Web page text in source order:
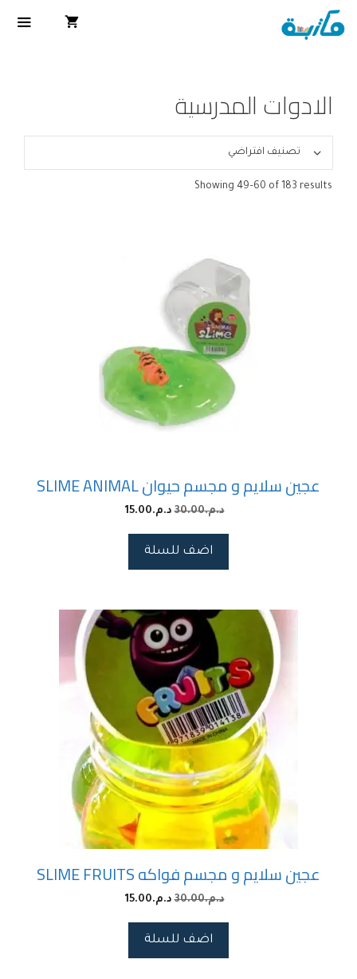
الادوات المدرسية
Showing 49–60 of 183 results
عجين سلايم و مجسم حيوان SLIME ANIMAL
د.م.30.00 د.م.15.00
اضف للسلة
عجين سلايم و مجسم فواكه SLIME FRUITS
د.م.30.00 د.م.15.00
اضف للسلة